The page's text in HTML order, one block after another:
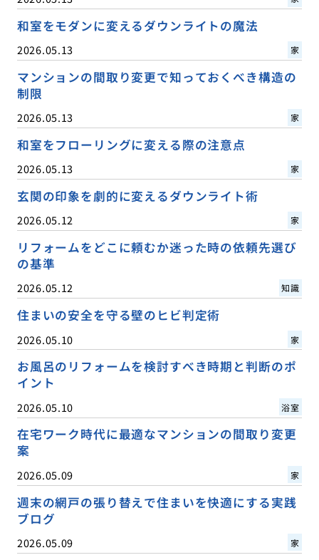
和室をモダンに変えるダウンライトの魔法
2026.05.13 家
マンションの間取り変更で知っておくべき構造の
制限
2026.05.13 家
和室をフローリングに変える際の注意点
2026.05.13 家
玄関の印象を劇的に変えるダウンライト術
2026.05.12 家
リフォームをどこに頼むか迷った時の依頼先選び
の基準
2026.05.12 知識
住まいの安全を守る壁のヒビ判定術
2026.05.10 家
お風呂のリフォームを検討すべき時期と判断のポ
イント
2026.05.10 浴室
在宅ワーク時代に最適なマンションの間取り変更
案
2026.05.09 家
週末の網戸の張り替えで住まいを快適にする実践
ブログ
2026.05.09 家